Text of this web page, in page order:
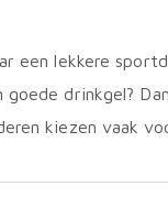
een lekkere
drinkgel?
kiezen vaak